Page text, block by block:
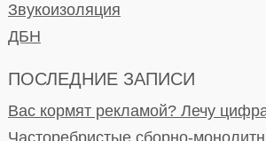
Звукоизоляция
ДБН
ПОСЛЕДНИЕ ЗАПИСИ
Вас кормят рекламой? Лечу